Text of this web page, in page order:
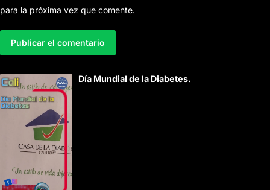
para la próxima vez que comente.
l
t
t
Día Mundial de la Diabetes.